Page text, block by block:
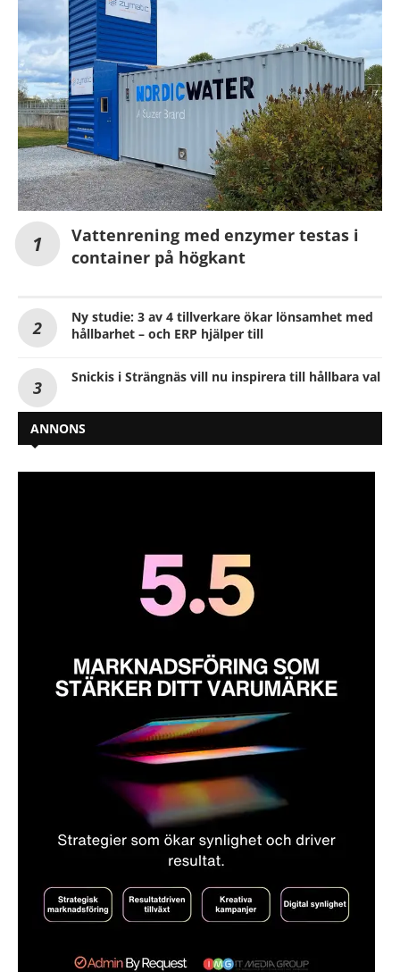
Vattenrening med enzymer testas i
container på högkant
Ny studie: 3 av 4 tillverkare ökar lönsamhet med
hållbarhet – och ERP hjälper till
Snickis i Strängnäs vill nu inspirera till hållbara val
ANNONS